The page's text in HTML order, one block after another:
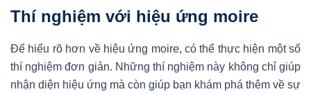
Thí nghiệm với hiệu ứng moire
Để hiểu rõ hơn về hiệu ứng moire, có thể thực hiện một số
thí nghiệm đơn giản. Những thí nghiệm này không chỉ giúp
nhận diện hiệu ứng mà còn giúp bạn khám phá thêm về sự